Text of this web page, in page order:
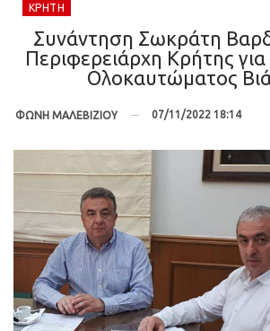
ΚΡΉΤΗ
Συνάντηση Σωκράτη
Περιφερειάρχη Κρήτης
Ολοκαυτώματος
ΦΩΝΗ ΜΑΛΕΒΙΖΙΟΥ 07/11/2022 18:14